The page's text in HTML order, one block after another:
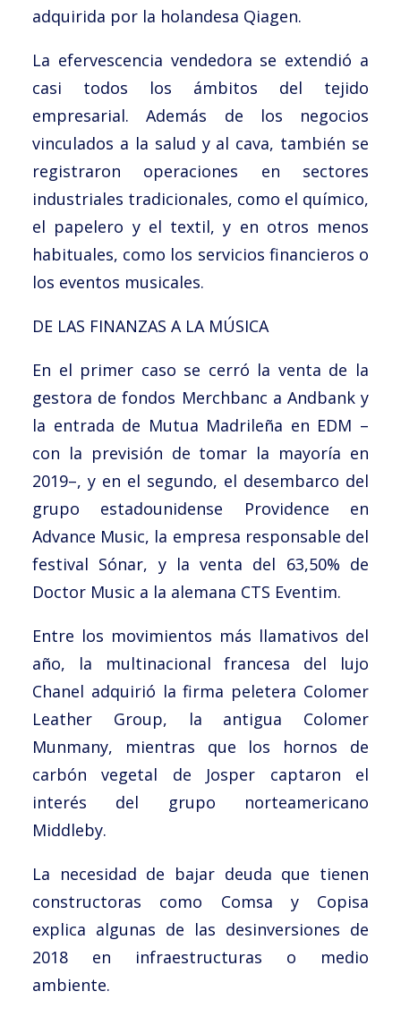
adquirida por la holandesa Qiagen.
La efervescencia vendedora se extendió a
casi todos los ámbitos del tejido
empresarial. Además de los negocios
vinculados a la salud y al cava, también se
registraron operaciones en sectores
industriales tradicionales, como el químico,
el papelero y el textil, y en otros menos
habituales, como los servicios financieros o
los eventos musicales.
DE LAS FINANZAS A LA MÚSICA
En el primer caso se cerró la venta de la
gestora de fondos Merchbanc a Andbank y
la entrada de Mutua Madrileña en EDM –
con la previsión de tomar la mayoría en
2019–, y en el segundo, el desembarco del
grupo estadounidense Providence en
Advance Music, la empresa responsable del
festival Sónar, y la venta del 63,50% de
Doctor Music a la alemana CTS Eventim.
Entre los movimientos más llamativos del
año, la multinacional francesa del lujo
Chanel adquirió la firma peletera Colomer
Leather Group, la antigua Colomer
Munmany, mientras que los hornos de
carbón vegetal de Josper captaron el
interés del grupo norteamericano
Middleby.
La necesidad de bajar deuda que tienen
constructoras como Comsa y Copisa
explica algunas de las desinversiones de
2018 en infraestructuras o medio
ambiente.